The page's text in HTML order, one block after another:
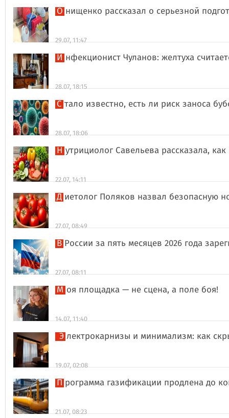
Онищенко рассказал о серьезной
29.07, 11:47
Инфекционист Чуланов: желтуха
28.07, 18:15
Стало известно, есть ли риск заноса
28.07, 18:06
Нутрициолог Савельева рассказала,
22.07, 14:11
Диетолог Поляков назвал безопасную
27.07, 08:49
В России за пять месяцев 2026 года
27.07, 08:11
Моя площадка — не сцена, а поле боя!
14.07, 11:40
Электрокарнизы и минимализм: как
19.07, 02:08
Программа газификации продлена до
21.07, 08:23